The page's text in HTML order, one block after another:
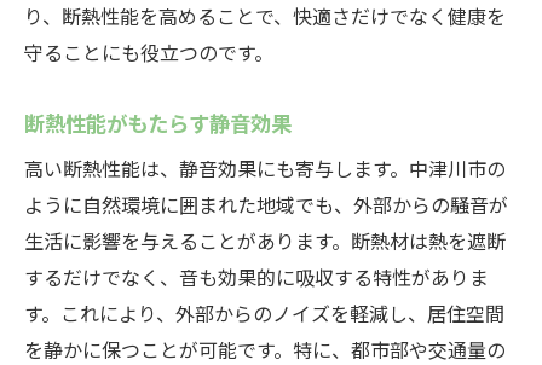
り、断熱性能を高めることで、快適さだけでなく健康を
守ることにも役立つのです。
断熱性能がもたらす静音効果
高い断熱性能は、静音効果にも寄与します。中津川市の
ように自然環境に囲まれた地域でも、外部からの騒音が
生活に影響を与えることがあります。断熱材は熱を遮断
するだけでなく、音も効果的に吸収する特性がありま
す。これにより、外部からのノイズを軽減し、居住空間
を静かに保つことが可能です。特に、都市部や交通量の